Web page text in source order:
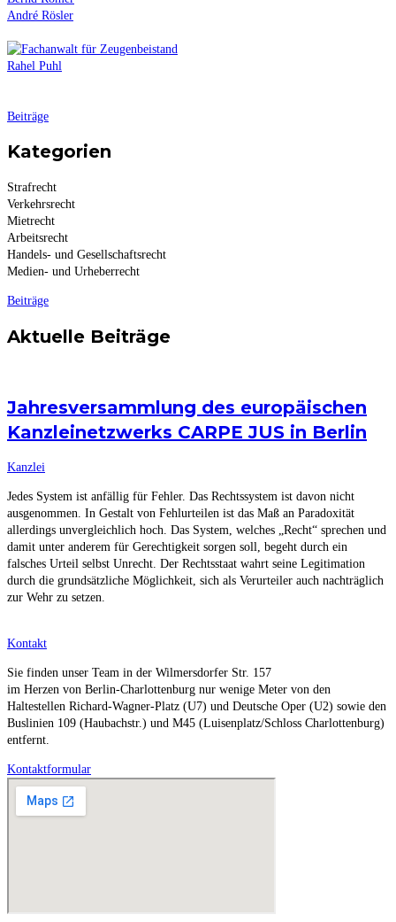
André Rösler
Rahel Puhl
Beiträge
Kategorien
Strafrecht
Verkehrsrecht
Mietrecht
Arbeitsrecht
Handels- und Gesellschaftsrecht
Medien- und Urheberrecht
Beiträge
Aktuelle Beiträge
Jahresversammlung des europäischen
Kanzleinetzwerks CARPE JUS in Berlin
Kanzlei
Jedes System ist anfällig für Fehler. Das Rechtssystem ist davon nicht
ausgenommen. In Gestalt von Fehlurteilen ist das Maß an Paradoxität
allerdings unvergleichlich hoch. Das System, welches „Recht“ sprechen und
damit unter anderem für Gerechtigkeit sorgen soll, begeht durch ein
falsches Urteil selbst Unrecht. Der Rechtsstaat wahrt seine Legitimation
durch die grundsätzliche Möglichkeit, sich als Verurteiler auch nachträglich
zur Wehr zu setzen.
Kontakt
Sie finden unser Team in der Wilmersdorfer Str. 157
im Herzen von Berlin-Charlottenburg nur wenige Meter von den
Haltestellen Richard-Wagner-Platz (U7) und Deutsche Oper (U2) sowie den
Buslinien 109 (Haubachstr.) und M45 (Luisenplatz/Schloss Charlottenburg)
entfernt.
Kontaktformular